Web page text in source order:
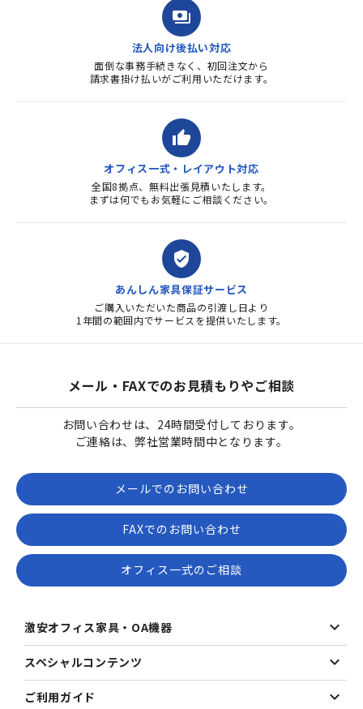
payments
法人向け後払い対応
面倒な事務手続きなく、初回注文から
請求書掛け払いがご利用いただけます。
thumb_up
オフィス一式・レイアウト対応
全国8拠点、無料出張見積いたします。
まずは何でもお気軽にご相談ください。
verified_user
あんしん家具保証サービス
ご購入いただいた商品の引渡し日より
1年間の範囲内でサービスを提供いたします。
メール・FAXでのお見積もりやご相談
お問い合わせは、24時間受付しております。
ご連絡は、弊社営業時間中となります。
メールでのお問い合わせ
FAXでのお問い合わせ
オフィス一式のご相談
激安オフィス家具・OA機器
スペシャルコンテンツ
ご利用ガイド